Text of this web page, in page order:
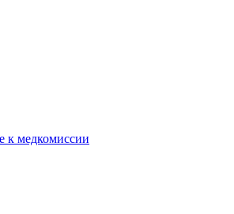
к медкомиссии